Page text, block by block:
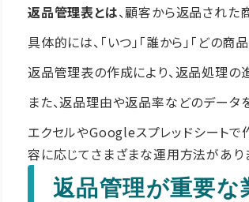
返品管理表とは、顧客から返品された
具体的には、「いつ」「誰から」「どの
返品管理表の作成により、返品処理
また、返品理由や返品率などのデータ
エクセルやGoogleスプレッドシート
容に応じてさまざまな運用方法があり
返品管理が重要な